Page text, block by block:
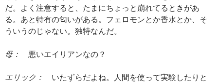
だ。よく注意すると、たまにちょっと崩れてるときがあ
る。あと特有の匂いがある。フェロモンとか香水とか、そ
ういうのじゃない。独特なんだ。
母： 悪いエイリアンなの？
エリック：
いたずらだよね。人間を使って実験したりと